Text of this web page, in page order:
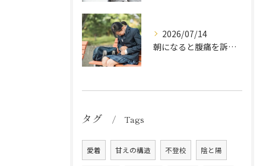
2026/07/14
朝になると腹痛を訴える中学生は不登校の前兆？原因と親の対応法
タグ Tags
愛着 甘えの構造 不登校 陰と陽